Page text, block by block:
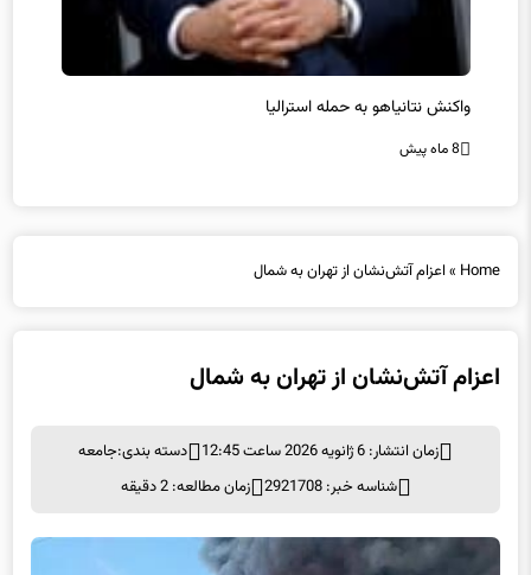
واکنش نتانیاهو به حمله استرالیا
8 ماه پیش
Home
» اعزام آتش‌نشان از تهران به شمال
اعزام آتش‌نشان از تهران به شمال
زمان انتشار: 6 ژانویه 2026 ساعت 12:45 دسته بندی:جامعه
شناسه خبر: 2921708
زمان مطالعه: 2 دقیقه